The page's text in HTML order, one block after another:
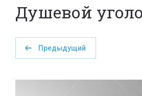
Душевой
Предыдущий